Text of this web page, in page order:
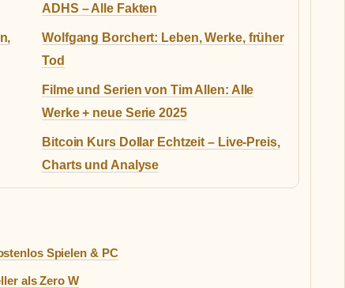
ADHS – Alle Fakten
Wolfgang Borchert: Leben, Werke, früher
Tod
Filme und Serien von Tim Allen: Alle
Werke + neue Serie 2025
Bitcoin Kurs Dollar Echtzeit – Live-Preis,
Charts und Analyse
Spielen & PC
als Zero W